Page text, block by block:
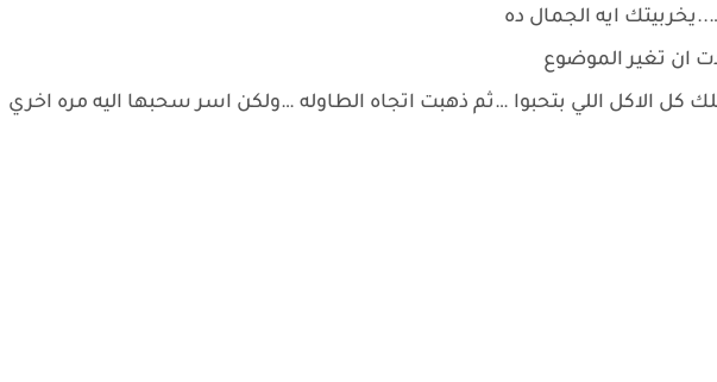
ايه الجمال ده
ان تغير الموضوع
كل الاكل اللي بتحبوا …ثم ذهبت اتجاه الطاوله …ولكن اسر سحبها اليه مره اخري